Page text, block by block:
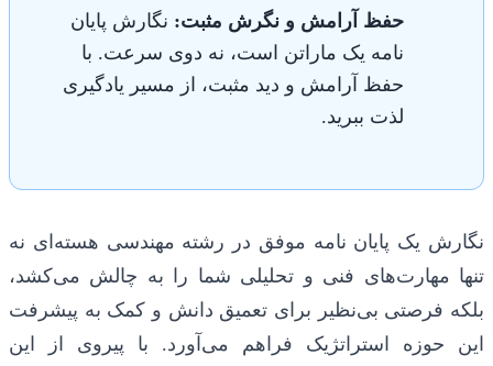
حفظ آرامش و نگرش مثبت: نگارش پایان
نامه یک ماراتن است، نه دوی سرعت. با
حفظ آرامش و دید مثبت، از مسیر یادگیری
لذت ببرید.
نگارش یک پایان نامه موفق در رشته مهندسی هسته‌ای نه
تنها مهارت‌های فنی و تحلیلی شما را به چالش می‌کشد،
بلکه فرصتی بی‌نظیر برای تعمیق دانش و کمک به پیشرفت
این حوزه استراتژیک فراهم می‌آورد. با پیروی از این